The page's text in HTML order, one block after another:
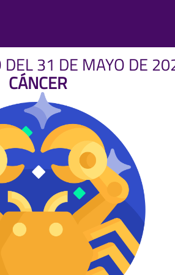
DEL 31 DE MAYO DE
CÁNCER